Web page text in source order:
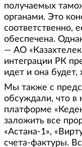
получаемых
органами. Это
соответственно,
обеспечена.
— АО
интеграции РК
идет и она будет,
Мы также с
обсуждали, что в
платформе
заложить все
«Астана-1»,
счета-фактуры.